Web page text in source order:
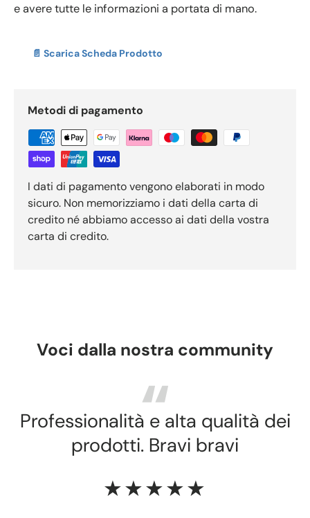
e avere tutte le informazioni a portata di mano.
📄 Scarica Scheda Prodotto
Metodi di pagamento
I dati di pagamento vengono elaborati in modo
sicuro. Non memorizziamo i dati della carta di
credito né abbiamo accesso ai dati della vostra
carta di credito.
Voci dalla nostra community
Professionalità e alta qualità dei
prodotti. Bravi bravi
★★★★★